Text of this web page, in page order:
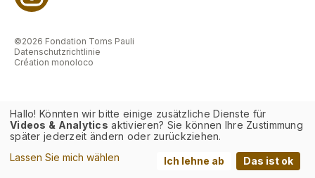
©2026 Fondation Toms Pauli
Datenschutzrichtlinie
Création monoloco
Hallo! Könnten wir bitte einige zusätzliche Dienste für
Videos & Analytics aktivieren? Sie können Ihre Zustimmung
später jederzeit ändern oder zurückziehen.
Lassen Sie mich wählen
Ich lehne ab Das ist ok